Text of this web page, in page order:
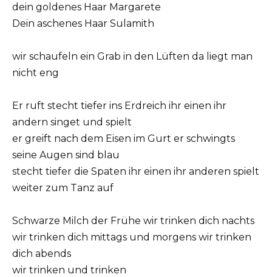
dein goldenes Haar Margarete
Dein aschenes Haar Sulamith
wir schaufeln ein Grab in den Lüften da liegt man
nicht eng
Er ruft stecht tiefer ins Erdreich ihr einen ihr
andern singet und spielt
er greift nach dem Eisen im Gurt er schwingts
seine Augen sind blau
stecht tiefer die Spaten ihr einen ihr anderen spielt
weiter zum Tanz auf
Schwarze Milch der Frühe wir trinken dich nachts
wir trinken dich mittags und morgens wir trinken
dich abends
wir trinken und trinken